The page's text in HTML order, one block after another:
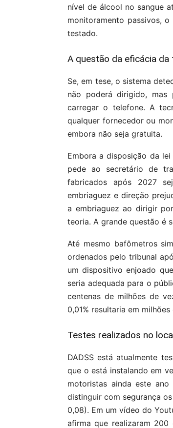
nível de álcool no sangue
monitoramento passivos,
testado.
A questão da eficácia
Se, em tese, o sistema
não poderá dirigido, mas
carregar o telefone. A
qualquer fornecedor ou
embora não seja gratuita.
Embora a disposição da
pede ao secretário de
fabricados após 2027
embriaguez e direção
a embriaguez ao dirigir
teoria. A grande questão é
Até mesmo bafômetros
ordenados pelo tribunal
um dispositivo enjoado
seria adequada para o
centenas de milhões de
0,01% resultaria em
Testes realizados no
DADSS está atualmente
que o está instalando em
motoristas ainda este
distinguir com segurança
0,08). Em um vídeo do
afirma que realizaram